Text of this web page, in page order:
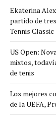
Ekaterina
partido de
Tennis
US Open:
mixtos,
de tenis
Los mejores
de la UEFA,